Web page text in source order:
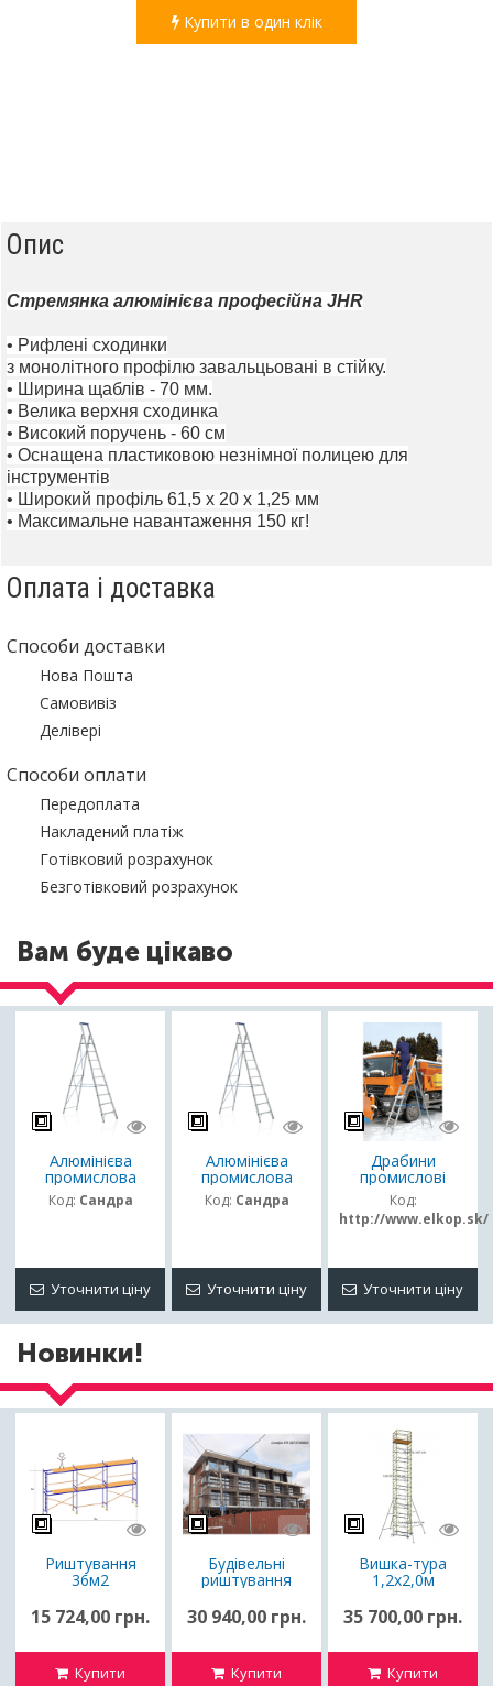
Купити в один клік
Опис
Стремянка алюмінієва професійна JHR
• Рифлені сходинки
з монолітного профілю завальцьовані в стійку.
• Ширина щаблів - 70 мм.
• Велика верхня сходинка
• Високий поручень - 60 см
• Оснащена пластиковою незнімної полицею для
інструментів
• Широкий профіль 61,5 х 20 х 1,25 мм
• Максимальне навантаження 150 кг!
Оплата і доставка
Способи доставки
Нова Пошта
Самовивіз
Делівері
Способи оплати
Передоплата
Накладений платіж
Готівковий розрахунок
Безготівковий розрахунок
Вам буде цікаво
Алюмінієва
промислова
драбина
Код: Сандра
Уточнити ціну
Алюмінієва
промислова
драбина
Код: Сандра
Уточнити ціну
Драбини
промислові
Код:
http://www.elkop.sk/
Уточнити ціну
Новинки!
Риштування
36м2
15 724,00 грн.
Купити
Будівельні
риштування
30 940,00 грн.
Купити
Вишка-тура
1,2х2,0м
на домкратах /
риштування
35 700,00 грн.
Купити